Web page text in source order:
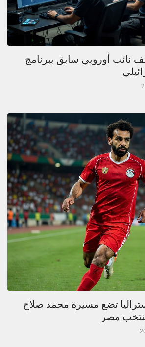
نائب أوروبي سابق ببرنامج
تضع مسيرة محمد صلاح
مصر